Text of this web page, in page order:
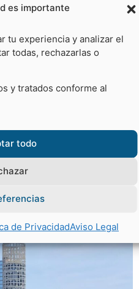
es importante
tu experiencia y analizar el
todas, rechazarlas o
y tratados conforme al
todo
de PrivacidadAviso Legal
educativos, entidades
es una herramienta clave
sostenible e internacional.
de que este proyecto
implicación de empresas
Solia Energías Renovables.
sostenibilidad y